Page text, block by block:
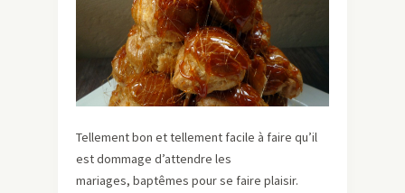
Tellement bon et tellement facile à faire qu’il
est dommage d’attendre les
mariages, baptêmes pour se faire plaisir.